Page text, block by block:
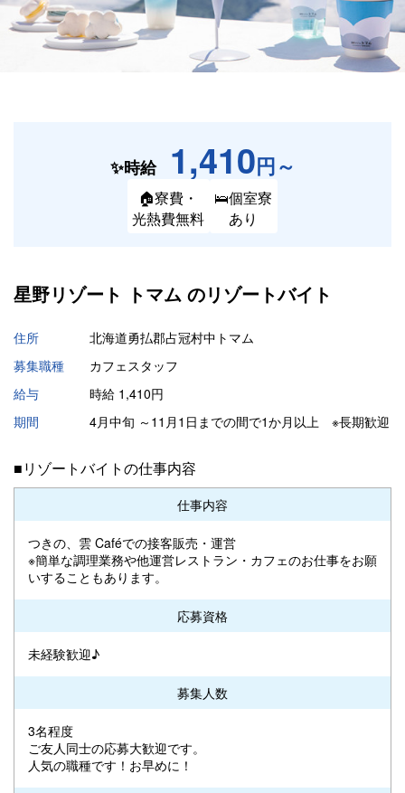
✨時給 1,410円～
🏠寮費・
光熱費無料
🛌個室寮
あり
星野リゾート トマム のリゾートバイト
住所
北海道勇払郡占冠村中トマム
募集職種
カフェスタッフ
給与
時給 1,410円
期間
4月中旬 ～11月1日までの間で1か月以上 ※長期歓迎
■リゾートバイトの仕事内容
仕事内容
つきの、雲 Caféでの接客販売・運営
※簡単な調理業務や他運営レストラン・カフェのお仕事をお願
いすることもあります。
応募資格
未経験歓迎♪
募集人数
3名程度
ご友人同士の応募大歓迎です。
人気の職種です！お早めに！